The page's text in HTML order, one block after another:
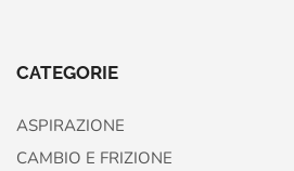
CATEGORIE
ASPIRAZIONE
CAMBIO E FRIZIONE